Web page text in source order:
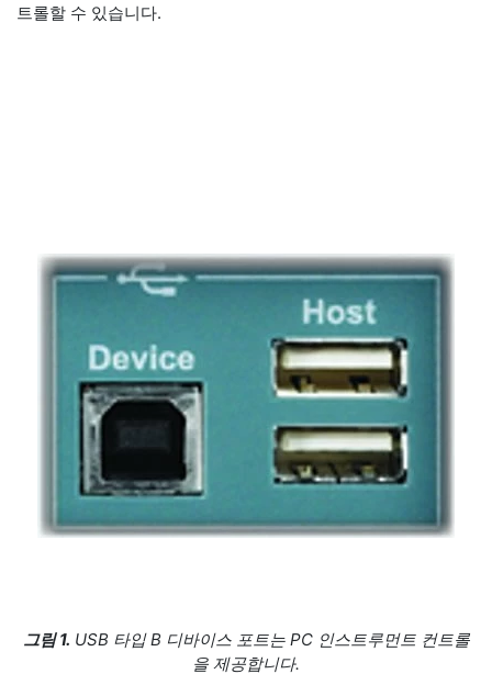
트롤할 수 있습니다.
그림 1. USB 타입 B 디바이스 포트는 PC 인스트루먼트 컨트롤
을 제공합니다.